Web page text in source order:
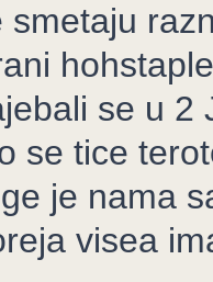
smetaju
se u 2
se tice
je nama
visea